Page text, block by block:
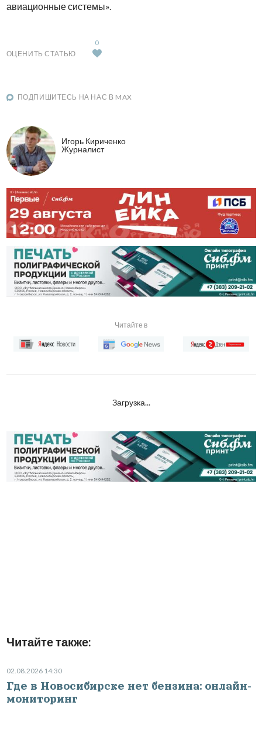
авиационные системы».
ОЦЕНИТЬ СТАТЬЮ
0
ПОДПИШИТЕСЬ НА НАС В MAX
Игорь Кириченко
Журналист
Читайте в
Загрузка...
Читайте также:
02.08.2026 14:30
Где в Новосибирске нет бензина: онлайн-
мониторинг